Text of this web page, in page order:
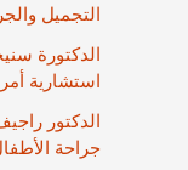
التجميل
الدكتورة
استشارية
الدكتور
جراحة